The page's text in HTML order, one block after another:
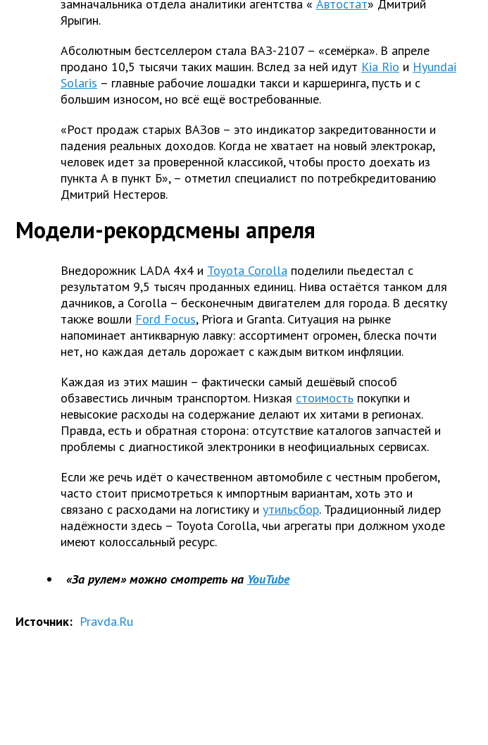
замначальника отдела аналитики агентства « Автостат» Дмитрий
Ярыгин.
Абсолютным бестселлером стала ВАЗ-2107 – «семёрка». В апреле
продано 10,5 тысячи таких машин. Вслед за ней идут Kia Rio и Hyundai
Solaris – главные рабочие лошадки такси и каршеринга, пусть и с
большим износом, но всё ещё востребованные.
«Рост продаж старых ВАЗов – это индикатор закредитованности и
падения реальных доходов. Когда не хватает на новый электрокар,
человек идет за проверенной классикой, чтобы просто доехать из
пункта А в пункт Б», – отметил специалист по потребкредитованию
Дмитрий Нестеров.
Модели-рекордсмены апреля
Внедорожник LADA 4x4 и Toyota Corolla поделили пьедестал с
результатом 9,5 тысяч проданных единиц. Нива остаётся танком для
дачников, а Corolla – бесконечным двигателем для города. В десятку
также вошли Ford Focus, Priora и Granta. Ситуация на рынке
напоминает антикварную лавку: ассортимент огромен, блеска почти
нет, но каждая деталь дорожает с каждым витком инфляции.
Каждая из этих машин – фактически самый дешёвый способ
обзавестись личным транспортом. Низкая стоимость покупки и
невысокие расходы на содержание делают их хитами в регионах.
Правда, есть и обратная сторона: отсутствие каталогов запчастей и
проблемы с диагностикой электроники в неофициальных сервисах.
Если же речь идёт о качественном автомобиле с честным пробегом,
часто стоит присмотреться к импортным вариантам, хоть это и
связано с расходами на логистику и утильсбор. Традиционный лидер
надёжности здесь – Toyota Corolla, чьи агрегаты при должном уходе
имеют колоссальный ресурс.
«За рулем» можно смотреть на YouTube
Источник: Pravda.Ru